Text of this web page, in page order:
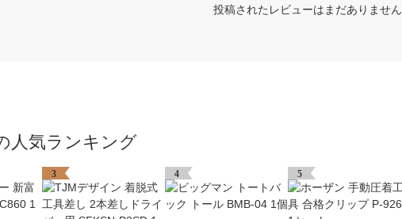
投稿されたレビューはまだありません
人気ランキング
3 4 5